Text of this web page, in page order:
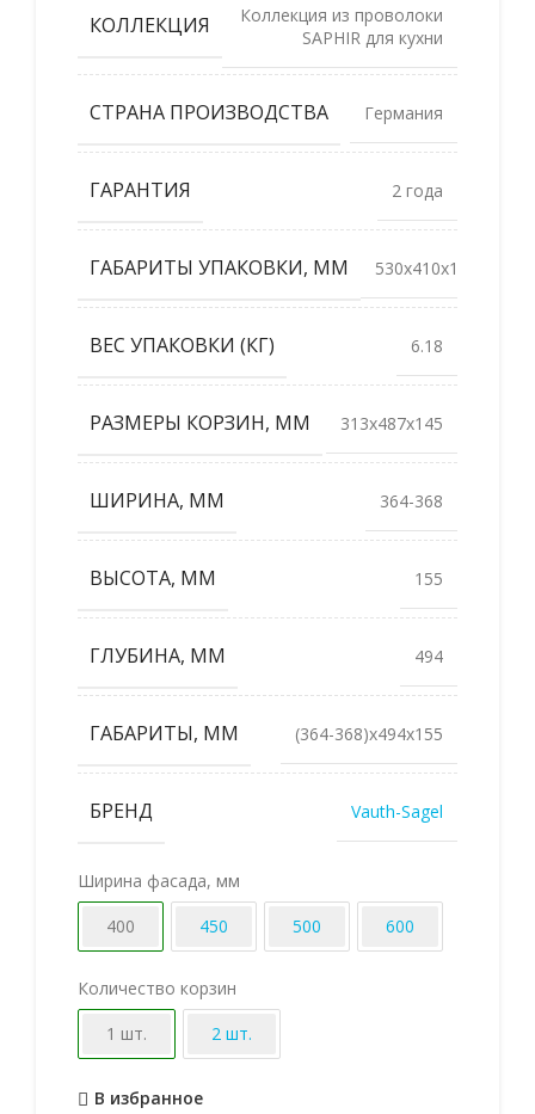
КОЛЛЕКЦИЯ
Коллекция из проволоки
SAPHIR для кухни
СТРАНА ПРОИЗВОДСТВА Германия
ГАРАНТИЯ 2 года
ГАБАРИТЫ УПАКОВКИ, ММ 530x410x160
ВЕС УПАКОВКИ (КГ) 6.18
РАЗМЕРЫ КОРЗИН, ММ 313х487х145
ШИРИНА, ММ 364-368
ВЫСОТА, ММ 155
ГЛУБИНА, ММ 494
ГАБАРИТЫ, ММ (364-368)x494x155
БРЕНД Vauth-Sagel
Ширина фасада, мм
400
450 500 600
Количество корзин
1 шт.
2 шт.
В избранное